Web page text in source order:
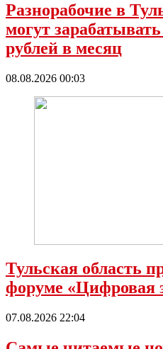
Разнорабочие в
могут
рублей в месяц
08.08.2026 00:03
Тульская область
форуме «Цифровая
07.08.2026 22:04